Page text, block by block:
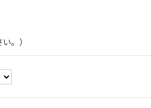
。）